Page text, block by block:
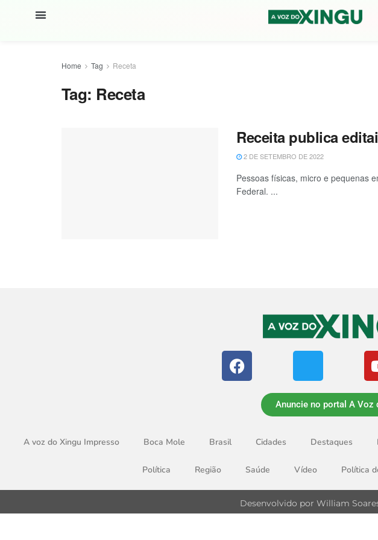
Home Tag Receta
Tag: Receta
Receita publica
2 DE SETEMBRO DE 2022
Pessoas físicas, micro e pequenas
Federal. ...
Anuncie no portal A Voz
A voz do Xingu Impresso Boca Mole Brasil Cidades Destaques
Política Região Saúde Vídeo Política
Desenvolvido por William